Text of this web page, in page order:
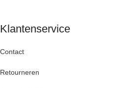
Klantenservice
Contact
Retourneren